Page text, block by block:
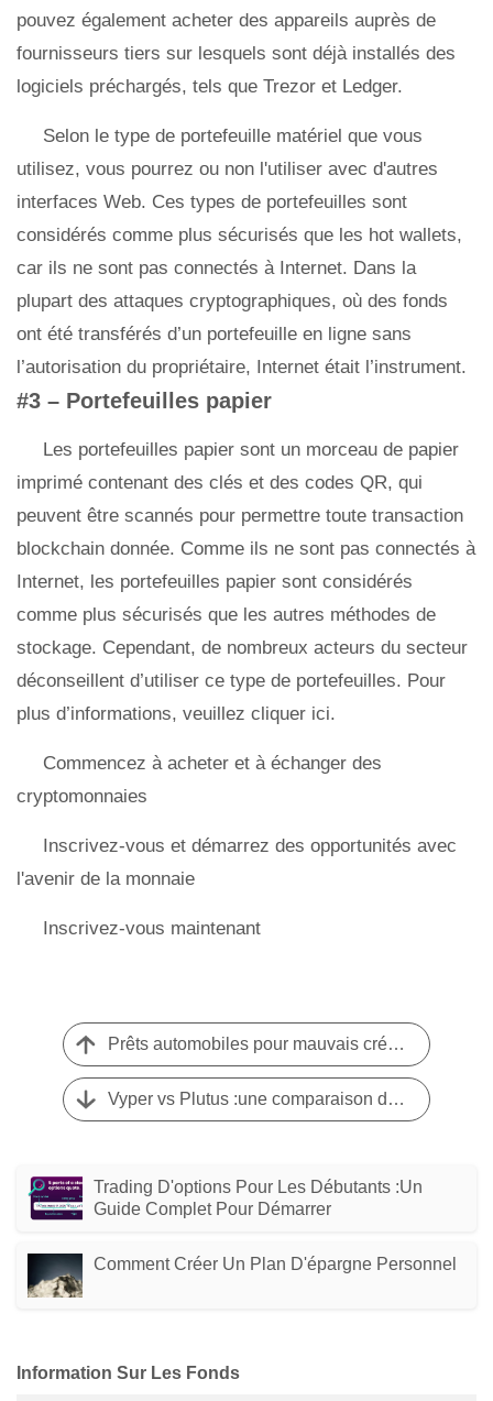
pouvez également acheter des appareils auprès de
fournisseurs tiers sur lesquels sont déjà installés des
logiciels préchargés, tels que Trezor et Ledger.
Selon le type de portefeuille matériel que vous
utilisez, vous pourrez ou non l'utiliser avec d'autres
interfaces Web. Ces types de portefeuilles sont
considérés comme plus sécurisés que les hot wallets,
car ils ne sont pas connectés à Internet. Dans la
plupart des attaques cryptographiques, où des fonds
ont été transférés d’un portefeuille en ligne sans
l’autorisation du propriétaire, Internet était l’instrument.
#3 – Portefeuilles papier
Les portefeuilles papier sont un morceau de papier
imprimé contenant des clés et des codes QR, qui
peuvent être scannés pour permettre toute transaction
blockchain donnée. Comme ils ne sont pas connectés à
Internet, les portefeuilles papier sont considérés
comme plus sécurisés que les autres méthodes de
stockage. Cependant, de nombreux acteurs du secteur
déconseillent d’utiliser ce type de portefeuilles. Pour
plus d’informations, veuillez cliquer ici.
Commencez à acheter et à échanger des
cryptomonnaies
Inscrivez-vous et démarrez des opportunités avec
l'avenir de la monnaie
Inscrivez-vous maintenant
Prêts automobiles pour mauvais crédit et sans crédit - Obtenez l'approbation | [Nom de votre entreprise]
Vyper vs Plutus :une comparaison des langages de contrats intelligents
Trading D'options Pour Les Débutants :un
Guide Complet Pour Démarrer
Comment Créer Un Plan D'épargne Personnel
Information Sur Les Fonds